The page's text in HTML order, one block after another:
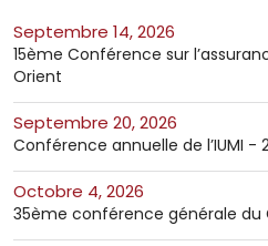
septembre 14, 2026
15ème Conférence sur
Orient
septembre 20, 2026
Conférence annuelle de l’IUMI -
octobre 4, 2026
35ème conférence générale du